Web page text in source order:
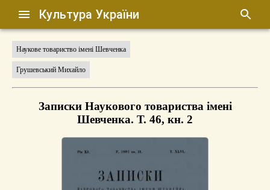
Культура України
Наукове товариство імені Шевченка
Грушевський Михайло
Записки Наукового товариства імені
Шевченка. Т. 46, кн. 2